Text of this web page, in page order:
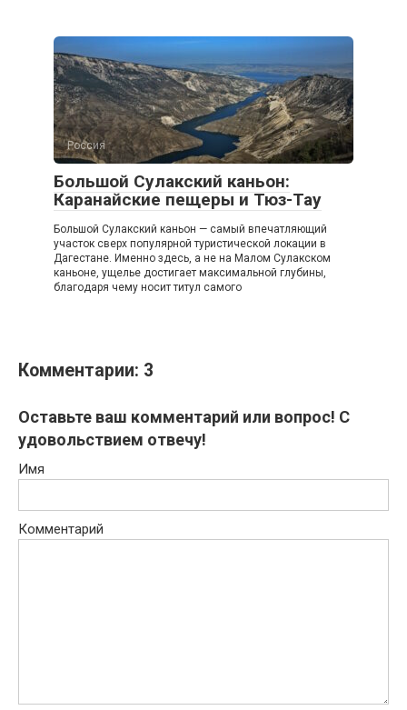
Россия
Большой Сулакский каньон:
Каранайские пещеры и Тюз-Тау
Большой Сулакский каньон — самый впечатляющий
участок сверх популярной туристической локации в
Дагестане. Именно здесь, а не на Малом Сулакском
каньоне, ущелье достигает максимальной глубины,
благодаря чему носит титул самого
Комментарии: 3
Оставьте ваш комментарий или вопрос! С
удовольствием отвечу!
Имя
Комментарий